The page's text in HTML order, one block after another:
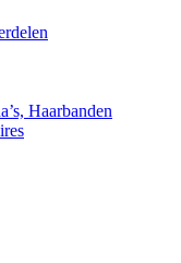
Haarbanden